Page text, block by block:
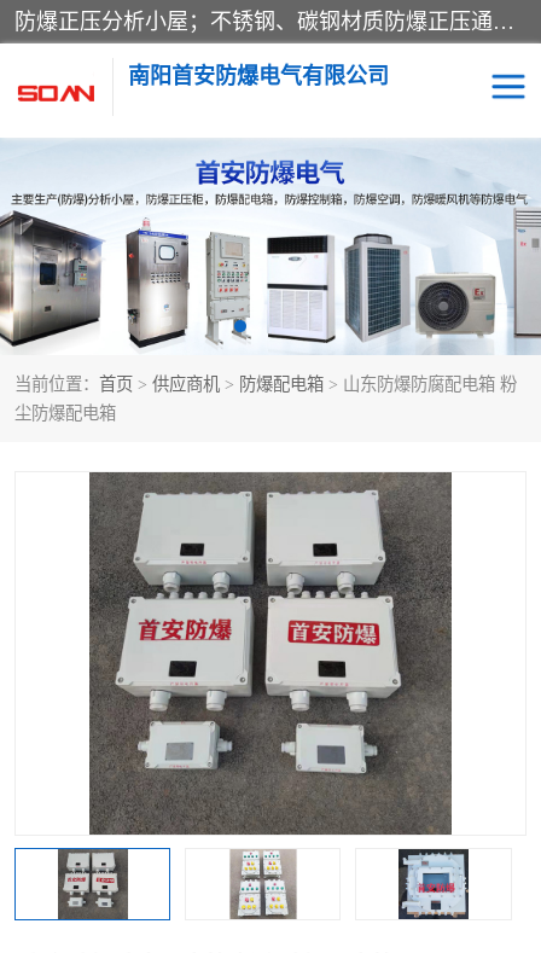
防爆正压分析小屋；不锈钢、碳钢材质防爆正压通风柜，分上下、左右、外挂三种款式；立式、挂式防爆配电柜体；不锈钢、碳钢防爆变频、磁力、星三角启动器；不锈钢、碳钢、铸铝防爆控制箱柜；可操作按键、多块式防爆仪表箱；多材质防爆接线箱；台式防爆电脑、防爆监视器。产品适配石油、化工、煤炭、电力、纺织、酿酒、航天、铁路、冶金、船舶、消防、市政等多行业工况使用。
南阳首安防爆电气有限公司
当前位置： 首页 > 供应商机 > 防爆配电箱 > 山东防爆防腐配电箱 粉
尘防爆配电箱
防爆小屋 防爆正压柜
防爆空调 防爆配电箱
防爆控制箱 防爆接线箱
防爆操作柱 防爆监视显示器